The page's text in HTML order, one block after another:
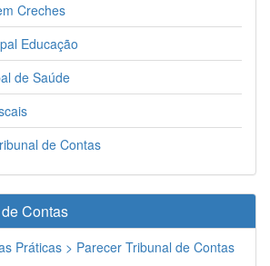
Creches
Educação
de Saúde
de Contas
Contas
Práticas > Parecer Tribunal de Contas